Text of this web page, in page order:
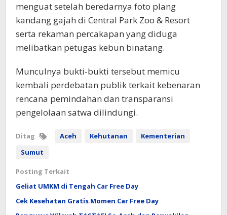
menguat setelah beredarnya foto plang
kandang gajah di Central Park Zoo & Resort
serta rekaman percakapan yang diduga
melibatkan petugas kebun binatang.
Munculnya bukti-bukti tersebut memicu
kembali perdebatan publik terkait kebenaran
rencana pemindahan dan transparansi
pengelolaan satwa dilindungi.
Ditag Aceh Kehutanan
Kementerian
Sumut
Posting Terkait
Geliat UMKM di Tengah Car Free Day
Cek Kesehatan Gratis Momen Car Free Day